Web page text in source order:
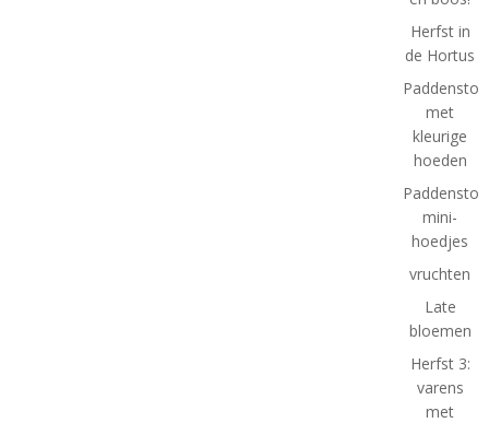
Herfst in
de Hortus
met
kleurige
hoeden
mini-
hoedjes
vruchten
Late
bloemen
Herfst 3:
varens
met